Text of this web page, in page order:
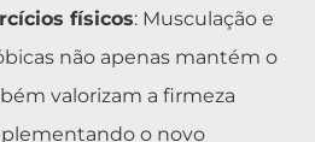
físicos: Musculação e
não apenas mantém o
valorizam a firmeza
o novo